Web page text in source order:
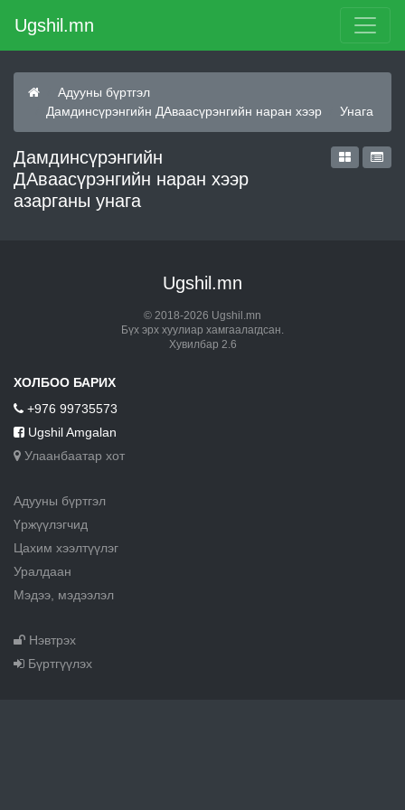
Ugshil.mn
Адууны бүртгэл
Дамдинсүрэнгийн ДАваасүрэнгийн наран хээр
Унага
Дамдинсүрэнгийн
ДАваасүрэнгийн наран хээр
азарганы унага
Ugshil.mn
© 2018-2026 Ugshil.mn
Бүх эрх хуулиар хамгаалагдсан.
Хувилбар 2.6
ХОЛБОО БАРИХ
+976 99735573
Ugshil Amgalan
Улаанбаатар хот
Адууны бүртгэл
Үржүүлэгчид
Цахим хээлтүүлэг
Уралдаан
Мэдээ, мэдээлэл
Нэвтрэх
Бүртгүүлэх